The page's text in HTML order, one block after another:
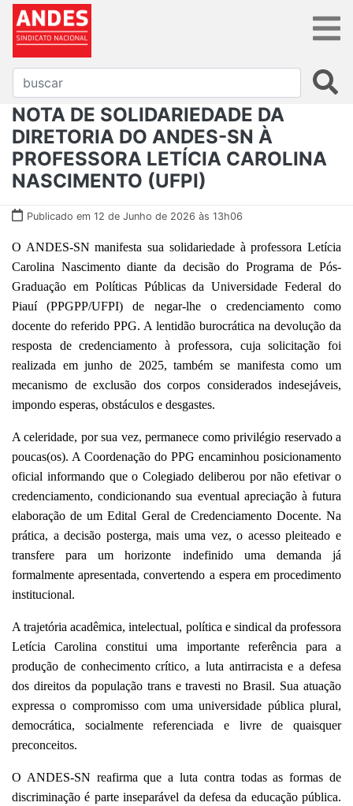
NOTA DE SOLIDARIEDADE DA
DIRETORIA DO ANDES-SN À
PROFESSORA LETÍCIA CAROLINA
NASCIMENTO (UFPI)
Publicado em 12 de Junho de 2026 às 13h06
O ANDES-SN manifesta sua solidariedade à professora Letícia
Carolina Nascimento diante da decisão do Programa de Pós-
Graduação em Políticas Públicas da Universidade Federal do
Piauí (PPGPP/UFPI) de negar-lhe o credenciamento como
docente do referido PPG. A lentidão burocrática na devolução da
resposta de credenciamento à professora, cuja solicitação foi
realizada em junho de 2025, também se manifesta como um
mecanismo de exclusão dos corpos considerados indesejáveis,
impondo esperas, obstáculos e desgastes.
A celeridade, por sua vez, permanece como privilégio reservado a
poucas(os). A Coordenação do PPG encaminhou posicionamento
oficial informando que o Colegiado deliberou por não efetivar o
credenciamento, condicionando sua eventual apreciação à futura
elaboração de um Edital Geral de Credenciamento Docente. Na
prática, a decisão posterga, mais uma vez, o acesso pleiteado e
transfere para um horizonte indefinido uma demanda já
formalmente apresentada, convertendo a espera em procedimento
institucional.
A trajetória acadêmica, intelectual, política e sindical da professora
Letícia Carolina constitui uma importante referência para a
produção de conhecimento crítico, a luta antirracista e a defesa
dos direitos da população trans e travesti no Brasil. Sua atuação
expressa o compromisso com uma universidade pública plural,
democrática, socialmente referenciada e livre de quaisquer
preconceitos.
O ANDES-SN reafirma que a luta contra todas as formas de
discriminação é parte inseparável da defesa da educação pública.